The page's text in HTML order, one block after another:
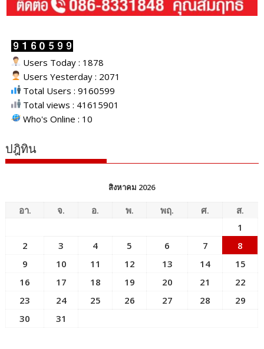
Users Today : 1878
Users Yesterday : 2071
Total Users : 9160599
Total views : 41615901
Who's Online : 10
ปฎิทิน
สิงหาคม 2026
อา. จ. อ. พ. พฤ. ศ.
ส.
1
2
3 4 5 6 7
8
9
10 11 12 13 14
15
16
17 18 19 20 21
22
23
24 25 26 27 28
29
30
31